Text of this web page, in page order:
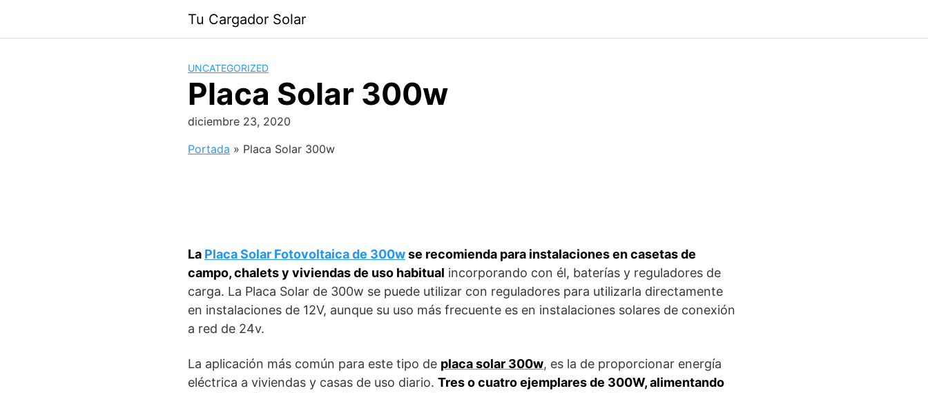
contenido
Tu Cargador Solar
UNCATEGORIZED
Placa Solar 300w
diciembre 23, 2020
Portada » Placa Solar 300w
La Placa Solar Fotovoltaica de 300wse recomienda para instalaciones en casetas de
campo, chalets y viviendas de uso habitual incorporando con él, baterías y reguladores de
carga. La Placa Solar de 300w se puede utilizar con reguladores para utilizarla directamente
en instalaciones de 12V, aunque su uso más frecuente es en instalaciones solares de conexión
a red de 24v.
La aplicación más común para este tipo de placa solar 300w, es la de proporcionar energía
eléctrica a viviendas y casas de uso diario. Tres o cuatro ejemplares de 300W, alimentando